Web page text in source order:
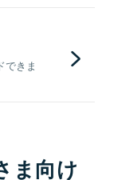
できま
ま向け